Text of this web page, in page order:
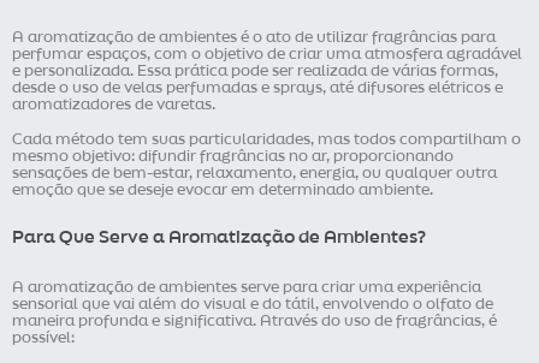
A aromatização de ambientes é o ato de utilizar fragrâncias para
perfumar espaços, com o objetivo de criar uma atmosfera agradável
e personalizada. Essa prática pode ser realizada de várias formas,
desde o uso de velas perfumadas e sprays, até difusores elétricos e
aromatizadores de varetas.
Cada método tem suas particularidades, mas todos compartilham o
mesmo objetivo: difundir fragrâncias no ar, proporcionando
sensações de bem-estar, relaxamento, energia, ou qualquer outra
emoção que se deseje evocar em determinado ambiente.
Para Que Serve a Aromatização de Ambientes?
A aromatização de ambientes serve para criar uma experiência
sensorial que vai além do visual e do tátil, envolvendo o olfato de
maneira profunda e significativa. Através do uso de fragrâncias, é
possível: